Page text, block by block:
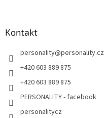
Kontakt
personality@personality.cz
+420 603 889 875
+420 603 889 875
PERSONALITY - facebook
personalitycz